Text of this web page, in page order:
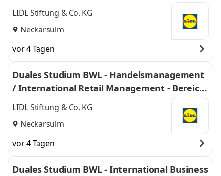
LIDL Stiftung & Co. KG
Neckarsulm
vor 4 Tagen
Duales Studium BWL - Handelsmanagement
/ International Retail Management - Bereich
Einkauf 2027
LIDL Stiftung & Co. KG
Neckarsulm
vor 4 Tagen
Duales Studium BWL - International Business